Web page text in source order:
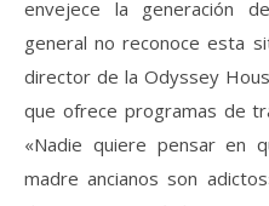
envejece la generación
general no reconoce esta
director de la Odyssey
que ofrece programas de
«Nadie quiere pensar en
madre ancianos son